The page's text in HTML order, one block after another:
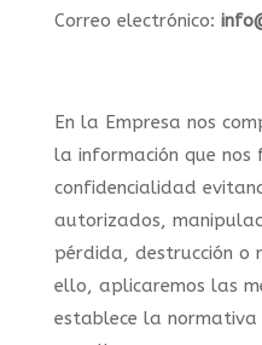
Correo electrónico:
En la Empresa nos
la información que
confidencialidad
autorizados,
pérdida, destrucción o
ello, aplicaremos las
establece la